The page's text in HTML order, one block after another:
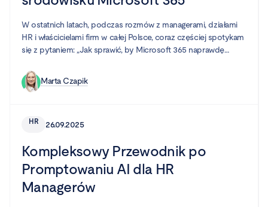
W ostatnich latach, podczas rozmów z managerami, działami
HR i właścicielami firm w całej Polsce, coraz częściej spotykam
się z pytaniem: „Jak sprawić, by Microsoft 365 naprawdę
nich korzysta z tego ekosystemu, ale często nawyki i sposób
pracy sprawiają, że potencjał narzędzi pozostaje
na produktywność przez pryzmat dobrze zaprojektowanego
Marta Czapik
HR 26.09.2025
Kompleksowy Przewodnik po
Promptowaniu AI dla HR
Managerów